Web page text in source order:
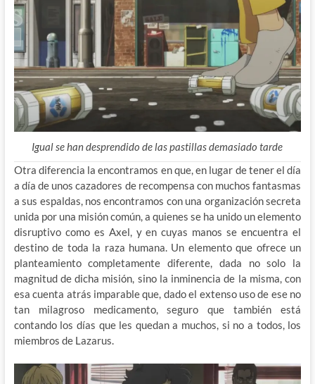
Igual se han desprendido de las pastillas demasiado tarde
Otra diferencia la encontramos en que, en lugar de tener el día
a día de unos cazadores de recompensa con muchos fantasmas
a sus espaldas, nos encontramos con una organización secreta
unida por una misión común, a quienes se ha unido un elemento
disruptivo como es Axel, y en cuyas manos se encuentra el
destino de toda la raza humana. Un elemento que ofrece un
planteamiento completamente diferente, dada no solo la
magnitud de dicha misión, sino la inminencia de la misma, con
esa cuenta atrás imparable que, dado el extenso uso de ese no
tan milagroso medicamento, seguro que también está
contando los días que les quedan a muchos, si no a todos, los
miembros de Lazarus.